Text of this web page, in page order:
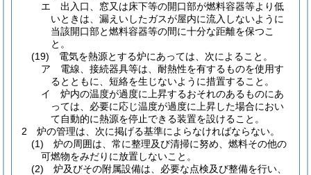
エ
出入口、窓又は床下等の開口部が燃料容器等より低
いときは、漏えいしたガスが屋内に流入しないように
当該開口部と燃料容器等の間に十分な距離を保つこ
と。
(19)
電気を熱源とする炉にあっては、次によること。
ア
電線、接続器具等は、耐熱性を有するものを使用す
るとともに、短絡を生じないように措置すること。
イ
炉内の温度が過度に上昇するおそれのあるものにあ
っては、必要に応じ温度が過度に上昇した場合におい
て自動的に熱源を停止できる装置を設けること。
2
炉の管理は、次に掲げる基準によらなければならない。
(1)
炉の周囲は、常に整理及び清掃に努め、燃料その他の
可燃物をみだりに放置しないこと。
(2)
炉及びその附属設備は、必要な点検及び整備を行い、